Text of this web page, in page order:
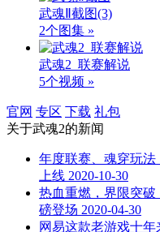
武魂Ⅱ截图(3)
2个图集 »
武魂2_联赛解说
5个视频 »
官网 专区 下载 礼包
关于武魂2的新闻
年度联赛、魂穿玩法
上线 2020-10-30
热血重燃，界限突破
磅登场 2020-04-30
网易这款老游戏十